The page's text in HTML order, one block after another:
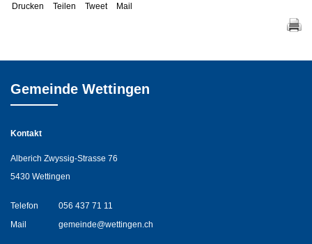
Drucken Teilen Tweet Mail
Gemeinde Wettingen
Kontakt
Alberich Zwyssig-Strasse 76
5430 Wettingen
Telefon
056 437 71 11
Mail
gemeinde@wettingen.ch